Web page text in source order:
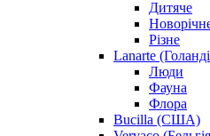
Дитяче
Різне
Lanarte
Люди
Фауна
Флора
Bucilla (США)